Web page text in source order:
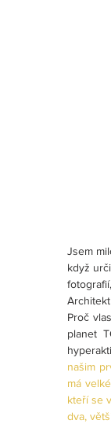
Jsem
když
Proč
planet
našim
má
kteří se
dva,